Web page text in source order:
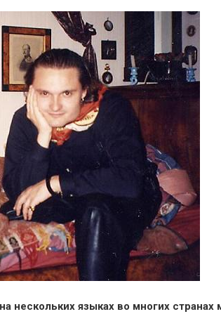
нескольких языках во многих